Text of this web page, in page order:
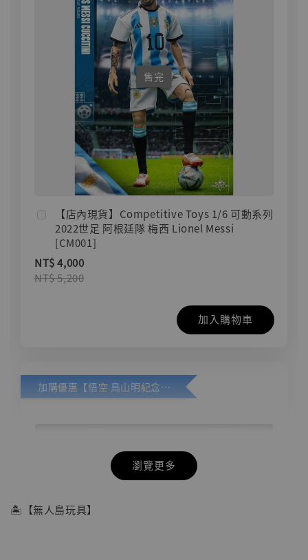
售完
【店內現貨】Competitive Toys 1/6 可動系列
2022世足 阿根廷隊 梅西 Lionel Messi
[CM001]
NT$ 4,000
NT$ 5,200
加入購物車
加購優惠【悟空 鳥山明紀念款 [奇蹟工作室]】
瀏覽更多
🏝【無人島玩具】